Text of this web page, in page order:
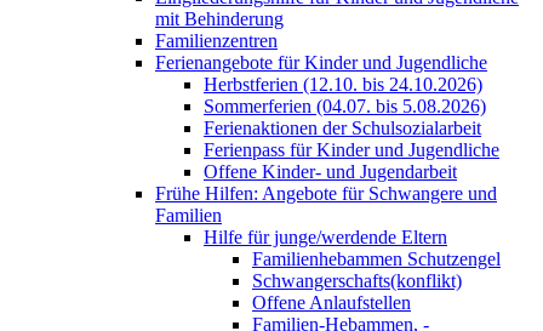
mit Behinderung
Familienzentren
Ferienangebote für Kinder und Jugendliche
Herbstferien (12.10. bis 24.10.2026)
Sommerferien (04.07. bis 5.08.2026)
Ferienaktionen der Schulsozialarbeit
Ferienpass für Kinder und Jugendliche
Offene Kinder- und Jugendarbeit
Frühe Hilfen: Angebote für Schwangere und
Familien
Hilfe für junge/werdende Eltern
Familienhebammen Schutzengel
Schwangerschafts(konflikt)
Offene Anlaufstellen
Familien-Hebammen, -